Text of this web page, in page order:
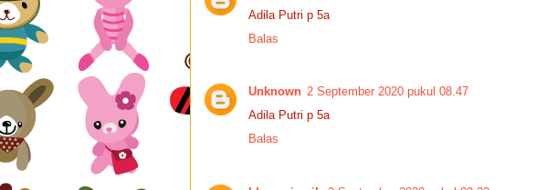
Adila Putri p 5a
Balas
Unknown 2 September 2020 pukul 08.47
Adila Putri p 5a
Balas